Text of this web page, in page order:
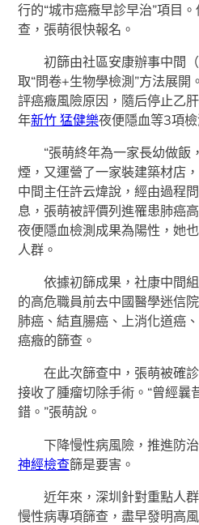
行的“城市癌癥早診早治”項目
查，張萌很快報名。
初篩由社區安康辦事中間
取“問卷+生物學檢測”方法展開
評癌癥風險原因，隨后停止乙
年新竹 猛健樂夜便隱血等3項檢
“張萌終年為一家長幼做飯
煙，又運營了一家裝建築材店
中間主任許云煒說，經由過程
息，張萌被評價列進罹患肺癌
夜便隱血檢測成果為陽性，她
人群。
依據初篩成果，社康中間
的高危職員前去中國醫學迷信
肺癌、結直腸癌、上消化道癌
癌癥的篩查。
在此次篩查中，張萌被確
接收了腫瘤切除手術。“曾經曩
錯。”張萌說。
下降慢性病風險，推進防
神經檢查篩是要害。
近年來，深圳針對重點人
慢性病專項篩查，盡早發明高